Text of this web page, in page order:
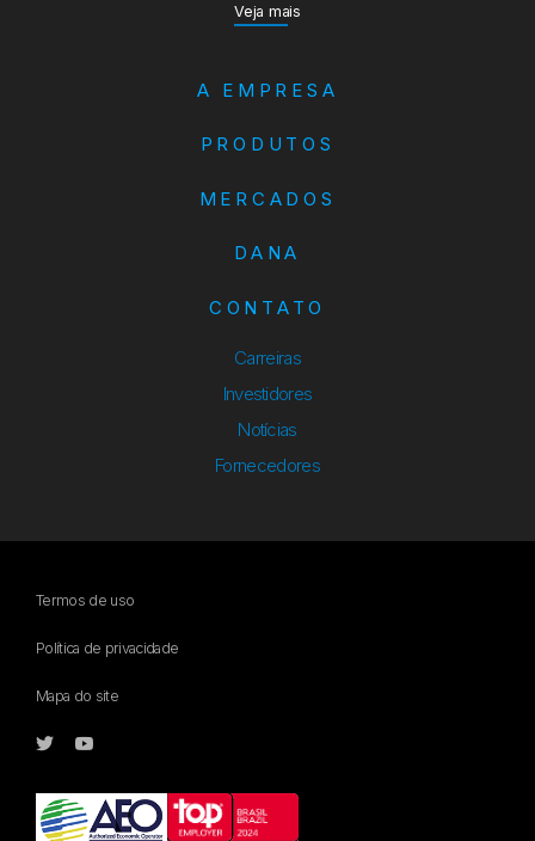
Veja mais
A EMPRESA
PRODUTOS
MERCADOS
DANA
CONTATO
Carreiras
Investidores
Notícias
Fornecedores
Termos de uso
Política de privacidade
Mapa do site